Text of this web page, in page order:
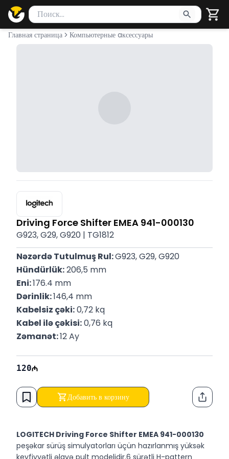
Поиск товаров
Введите минимум 2 символа для поиска. Нажмите Enter
Главная страница Компьютерные aксессуары
Driving Force Shifter EMEA 941-000130
G923, G29, G920 | TG1812
Nəzərdə Tutulmuş Rul: G923, G29, G920
Hündürlük: 206,5 mm
Eni: 176.4 mm
Dərinlik: 146,4 mm
Kabelsiz çəki: 0,72 kq
Kabel ilə çəkisi: 0,76 kq
Zəmanət: 12 Ay
120
Добавить в корзину
LOGITECH Driving Force Shifter EMEA 941-000130
peşəkar sürüş simulyatorları üçün hazırlanmış yüksək
keyfiyyətli əlavə pult modelidir.6 sürətli H-pattern